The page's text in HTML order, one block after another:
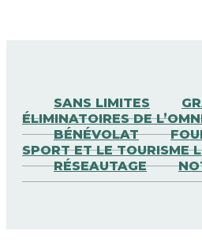
SANS LIMITES
ÉLIMINATOIRES DE
BÉNÉVOLAT
SPORT ET LE TOURISME
RÉSEAUTAGE